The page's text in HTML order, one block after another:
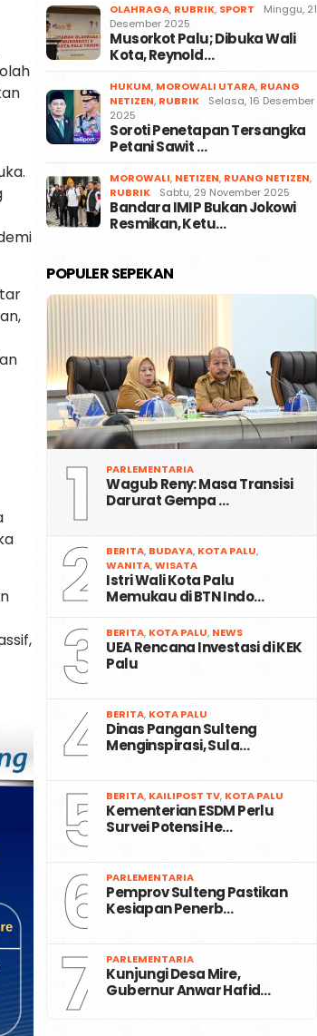
OLAHRAGA, RUBRIK, SPORT
Minggu, 21
Desember 2025
Musorkot Palu; Dibuka Wali
Kota, Reynold…
HUKUM, MOROWALI UTARA, RUANG
NETIZEN, RUBRIK
Selasa, 16 Desember
2025
Soroti Penetapan Tersangka
Petani Sawit …
MOROWALI, NETIZEN, RUANG NETIZEN,
RUBRIK
Sabtu, 29 November 2025
Bandara IMIP Bukan Jokowi
Resmikan, Ketu…
POPULER SEPEKAN
1 PARLEMENTARIA
Wagub Reny: Masa Transisi
Darurat Gempa …
2 BERITA, BUDAYA, KOTA PALU,
WANITA,WISATA
Istri Wali Kota Palu
Memukau di BTN Indo…
3 BERITA, KOTA PALU, NEWS
UEA Rencana Investasi di KEK
Palu
4 BERITA, KOTA PALU
Dinas Pangan Sulteng
Menginspirasi, Sula…
5 BERITA, KAILIPOST TV, KOTA PALU
Kementerian ESDM Perlu
Survei Potensi He…
6 PARLEMENTARIA
Pemprov Sulteng Pastikan
Kesiapan Penerb…
7 PARLEMENTARIA
Kunjungi Desa Mire,
Gubernur Anwar Hafid…